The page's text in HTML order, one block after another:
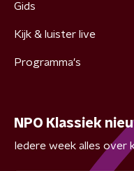
Gids
Kijk & luister live
Programma's
NPO Klassiek
Iedere week alles over